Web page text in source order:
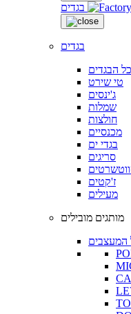
בגדים
בגדים
כל הבגדים
טי שירט
ג'ינסים
שמלות
חולצות
מכנסיים
בגדי ים
סריגים
ז'קטים
מעילים
מותגים מובילים
המעצבים